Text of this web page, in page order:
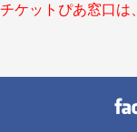
チケットぴあ窓口